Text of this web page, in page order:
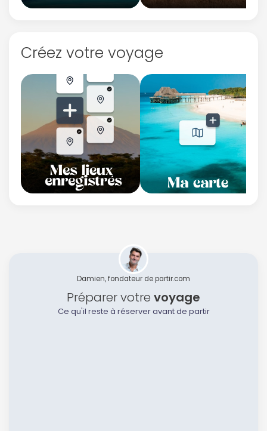
Créez votre voyage
Damien, fondateur de partir.com
Préparer votre voyage
Ce qu'il reste à réserver avant de partir